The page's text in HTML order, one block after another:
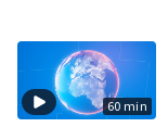
60 min